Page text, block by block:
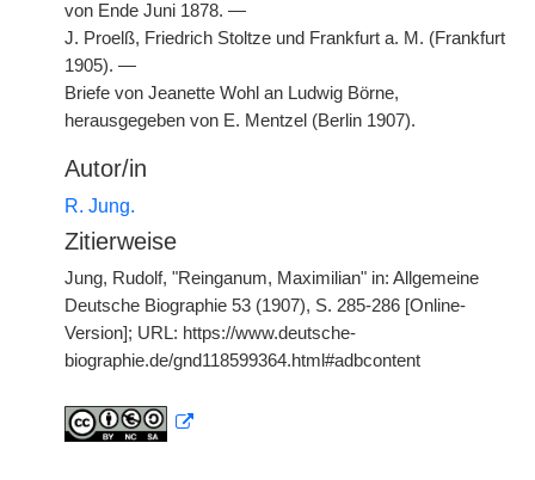
von Ende Juni 1878. —
J. Proelß, Friedrich Stoltze und Frankfurt a. M. (Frankfurt
1905). —
Briefe von Jeanette Wohl an Ludwig Börne,
herausgegeben von E. Mentzel (Berlin 1907).
Autor/in
R. Jung.
Zitierweise
Jung, Rudolf, "Reinganum, Maximilian" in: Allgemeine
Deutsche Biographie 53 (1907), S. 285-286 [Online-
Version]; URL: https://www.deutsche-
biographie.de/gnd118599364.html#adbcontent